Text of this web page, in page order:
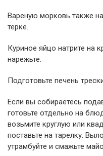
Вареную морковь также
терке.
Куриное яйцо натрите на
нарежьте.
Подготовьте печень
Если вы собираетесь
готовьте отдельно на
возьмите круглую или
поставьте на тарелку.
утрамбуйте и смажьте